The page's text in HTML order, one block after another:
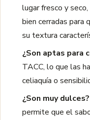
lugar fresco y
bien cerradas para
su textura
¿Son aptas para
TACC, lo que las
celiaquía o
¿Son muy dulces?
permite que el